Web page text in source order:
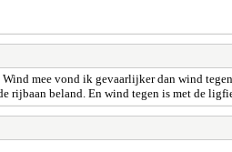
mee vond ik gevaarlijker dan wind
rijbaan beland. En wind tegen is met de